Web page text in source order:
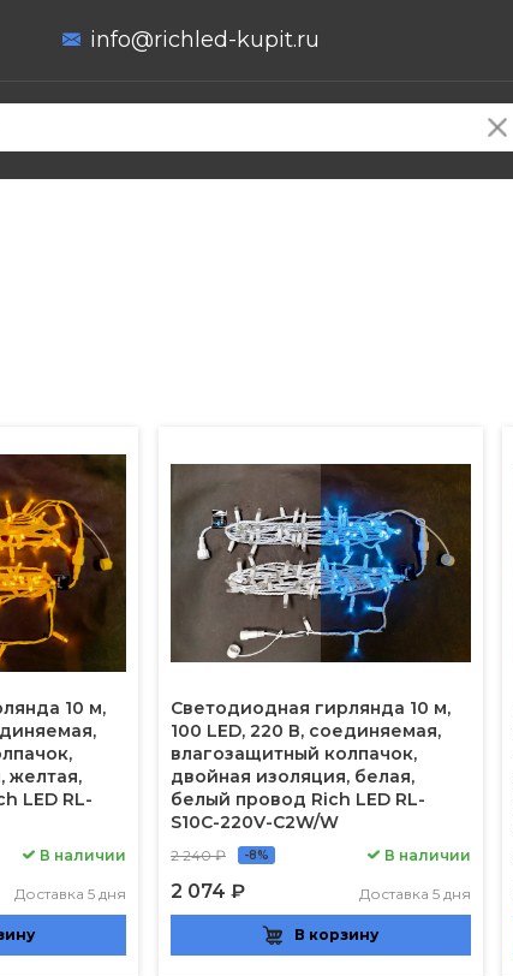
info@richled-kupit.ru
10 м,
желтая,
LED RL-
В наличии
Доставка 5 дня
Светодиодная гирлянда 10 м,
100 LED, 220 В, соединяемая,
влагозащитный колпачок,
двойная изоляция, белая,
белый провод Rich LED RL-
S10C-220V-C2W/W
2 240 ₽ -8%
2 074 ₽
В наличии
Доставка 5 дня
В корзину